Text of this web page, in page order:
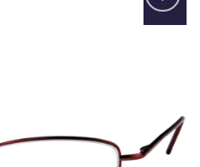
Añadir